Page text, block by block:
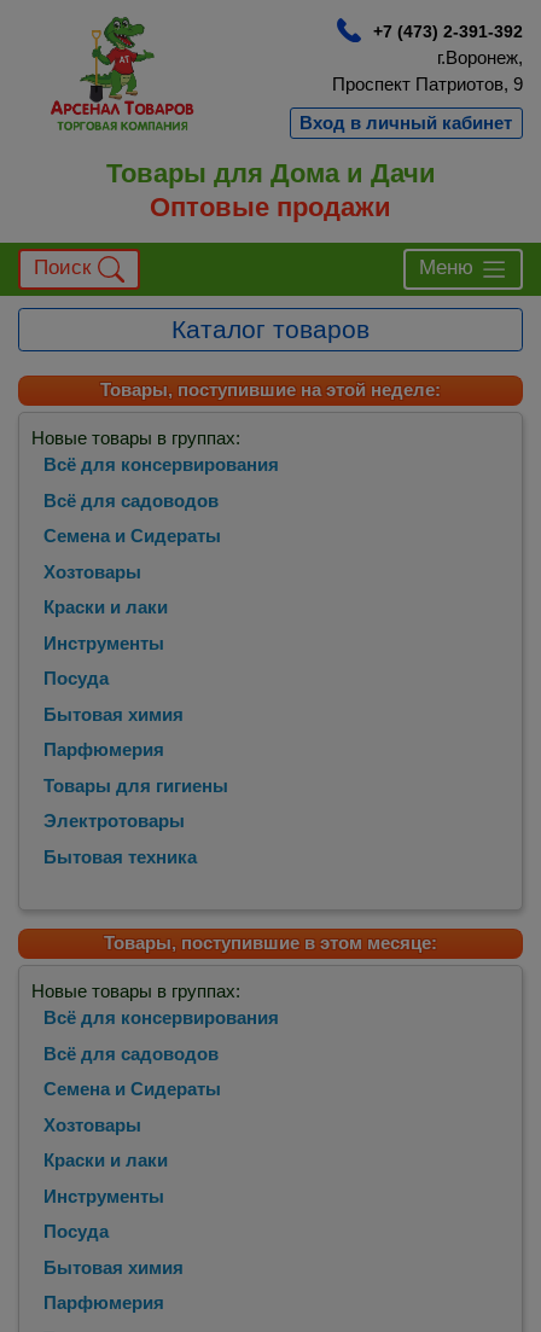
+7 (473) 2-391-392
г.Воронеж,
Проспект Патриотов, 9
Вход в личный кабинет
Товары для Дома и Дачи
Оптовые продажи
Поиск Меню
Каталог товаров
Товары, поступившие на этой неделе:
Новые товары в группах:
Всё для консервирования
Всё для садоводов
Семена и Сидераты
Хозтовары
Краски и лаки
Инструменты
Посуда
Бытовая химия
Парфюмерия
Товары для гигиены
Электротовары
Бытовая техника
Товары, поступившие в этом месяце:
Новые товары в группах:
Всё для консервирования
Всё для садоводов
Семена и Сидераты
Хозтовары
Краски и лаки
Инструменты
Посуда
Бытовая химия
Парфюмерия